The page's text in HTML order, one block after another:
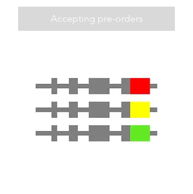
Accepting pre-orders